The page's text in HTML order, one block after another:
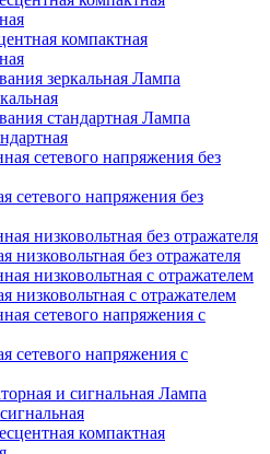
компактная
Лампа
Лампа
сетевого напряжения без
низковольтная без отражателя
низковольтная с отражателем
сетевого напряжения с
Лампа